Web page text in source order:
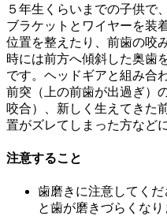
５年生くらいまでの子供で
ブラケットとワイヤーを装
位置を整えたり、前歯の咬
時には前方へ傾斜した奥歯
です。ヘッドギアと組み合
前突（上の前歯が出過ぎ）
咬合）、新しく生えてきた
置がズレてしまった方など
注意すること
歯磨きに注意してく
と歯が磨きづらくな